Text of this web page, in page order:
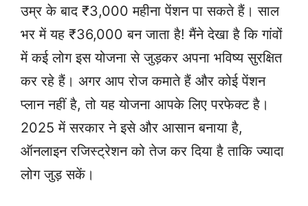
उम्र के बाद ₹3,000 महीना पेंशन पा सकते हैं। साल
भर में यह ₹36,000 बन जाता है! मैंने देखा है कि गांवों
में कई लोग इस योजना से जुड़कर अपना भविष्य सुरक्षित
कर रहे हैं। अगर आप रोज कमाते हैं और कोई पेंशन
प्लान नहीं है, तो यह योजना आपके लिए परफेक्ट है।
2025 में सरकार ने इसे और आसान बनाया है,
ऑनलाइन रजिस्ट्रेशन को तेज कर दिया है ताकि ज्यादा
लोग जुड़ सकें।